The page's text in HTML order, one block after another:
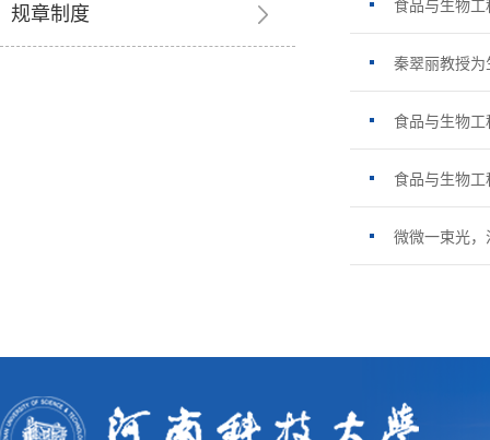
规章制度 食品与生物工
秦翠丽教授
食品与生物工
食品与生物
微微一束光